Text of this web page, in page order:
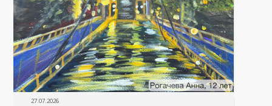
27.07.2026